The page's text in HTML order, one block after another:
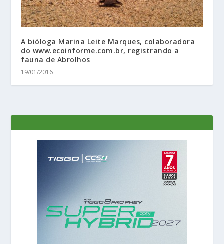
A bióloga Marina Leite Marques, colaboradora
do www.ecoinforme.com.br, registrando a
fauna de Abrolhos
19/01/2016